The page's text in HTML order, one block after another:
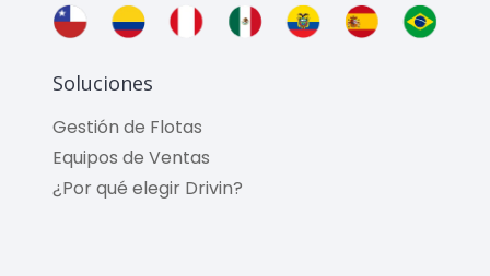
Soluciones
Gestión de Flotas
Equipos de Ventas
¿Por qué elegir Drivin?